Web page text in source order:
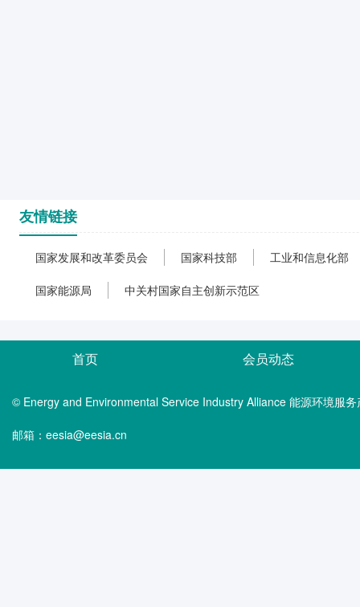
友情链接
国家发展和改革委员会 国家科技部 工业和信息化部
国家能源局 中关村国家自主创新示范区
首页 会员动态
© Energy and Environmental Service Industry Alliance 能源环境服
邮箱：eesia@eesia.cn